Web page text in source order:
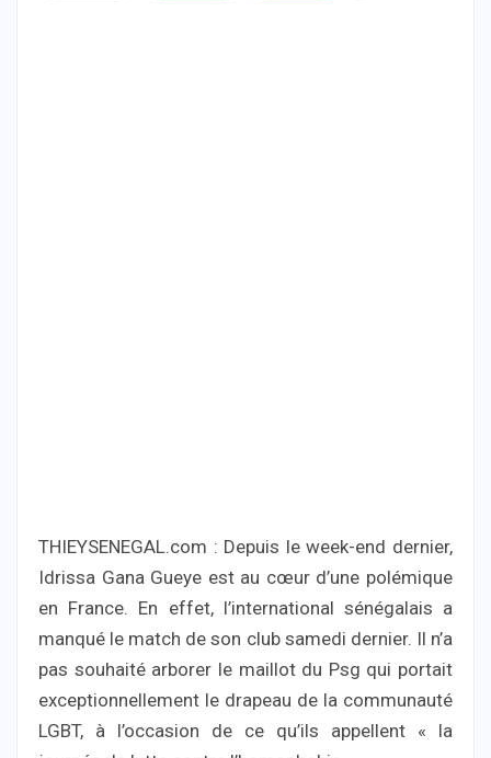
THIEYSENEGAL.com : Depuis le week-end dernier,
Idrissa Gana Gueye est au cœur d’une polémique
en France. En effet, l’international sénégalais a
manqué le match de son club samedi dernier. Il n’a
pas souhaité arborer le maillot du Psg qui portait
exceptionnellement le drapeau de la communauté
LGBT, à l’occasion de ce qu’ils appellent « la